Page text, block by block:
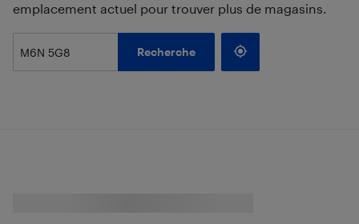
emplacement actuel pour trouver plus de magasins.
Recherche